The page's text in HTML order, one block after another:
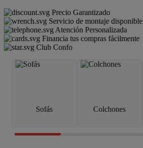
Precio Garantizado
Servicio de montaje disponible
Atención Personalizada
Financia tus compras fácilmente
Club Confo
Sofás Colchones